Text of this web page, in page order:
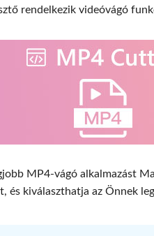
rendelkezik videóvágó
MP4-vágó alkalmazást
és kiválaszthatja az Önnek